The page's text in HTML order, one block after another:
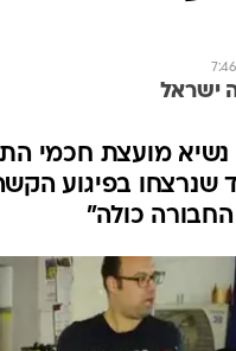
ישראל
מועצת חכמי
שנרצחו בפיגוע
כולה"